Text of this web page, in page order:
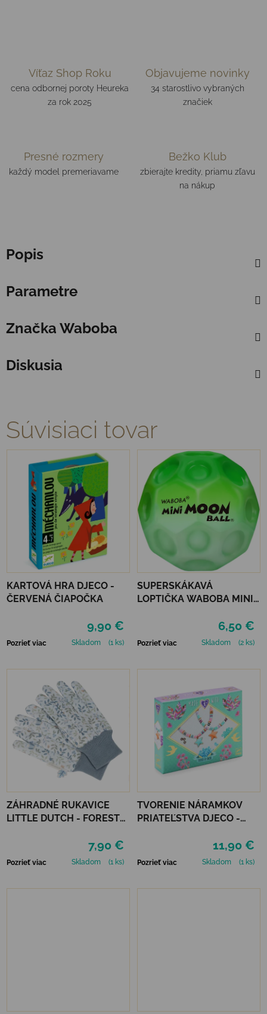
Víťaz Shop Roku
cena odbornej poroty Heureka
za rok 2025
Objavujeme novinky
34 starostlivo vybraných
značiek
Presné rozmery
každý model premeriavame
Bežko Klub
zbierajte kredity, priamu zľavu
na nákup
Popis
Parametre
Značka Waboba
Diskusia
Súvisiaci tovar
KARTOVÁ HRA DJECO -
ČERVENÁ ČIAPOČKA
9,90 €
Pozrieť viac Skladom (1 ks)
SUPERSKÁKAVÁ
LOPTIČKA WABOBA MINI
6,50 €
Pozrieť viac Skladom (2 ks)
ZÁHRADNÉ RUKAVICE
LITTLE DUTCH - FOREST
7,90 €
Pozrieť viac Skladom (1 ks)
TVORENIE NÁRAMKOV
PRIATEĽSTVA DJECO -
11,90 €
Pozrieť viac Skladom (1 ks)